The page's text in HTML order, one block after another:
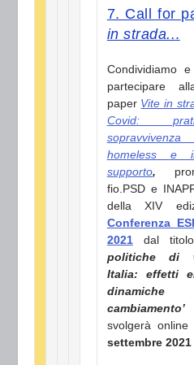
7. Call for
in strada...
Condividiamo
partecipare
paper Vite in
Covid:
homeless e
supporto,
fio.PSD e
della XIV
Conferenza
2021dal
politiche di
Italia: effetti
svolgerà online
settembre 2021